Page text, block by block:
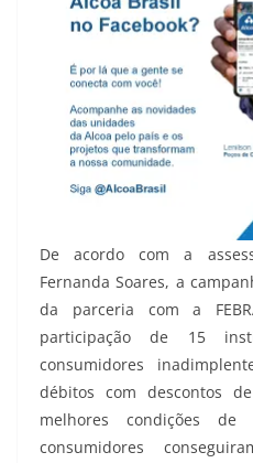
De acordo com a
Fernanda Soares, a
da parceria com a
participação de 15
consumidores
débitos com descontos
melhores condições de
consumidores